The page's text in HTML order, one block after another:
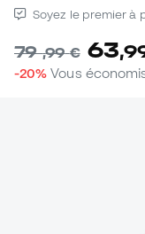
Soyez le premier à
79,99 € 63,
-20% Vous